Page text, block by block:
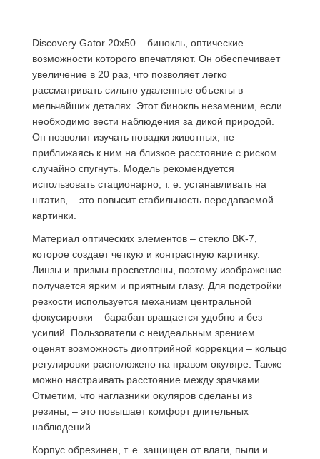
Discovery Gator 20x50 – бинокль, оптические
возможности которого впечатляют. Он обеспечивает
увеличение в 20 раз, что позволяет легко
рассматривать сильно удаленные объекты в
мельчайших деталях. Этот бинокль незаменим, если
необходимо вести наблюдения за дикой природой.
Он позволит изучать повадки животных, не
приближаясь к ним на близкое расстояние с риском
случайно спугнуть. Модель рекомендуется
использовать стационарно, т. е. устанавливать на
штатив, – это повысит стабильность передаваемой
картинки.
Материал оптических элементов – стекло BK-7,
которое создает четкую и контрастную картинку.
Линзы и призмы просветлены, поэтому изображение
получается ярким и приятным глазу. Для подстройки
резкости используется механизм центральной
фокусировки – барабан вращается удобно и без
усилий. Пользователи с неидеальным зрением
оценят возможность диоптрийной коррекции – кольцо
регулировки расположено на правом окуляре. Также
можно настраивать расстояние между зрачками.
Отметим, что наглазники окуляров сделаны из
резины, – это повышает комфорт длительных
наблюдений.
Корпус обрезинен, т. е. защищен от влаги, пыли и